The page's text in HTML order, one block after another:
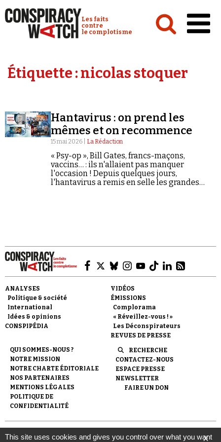
Conspiracy Watch :
Les faits
contre
le complotisme
Analyses
Vidéos
Émissions
Revues de presse
Faire un don
Demander à Vera
Étiquette :nicolas stoquer
Hantavirus : on prend les
mêmes et on recommence
15 mai 2026 | La Rédaction
« Psy-op », Bill Gates, francs-maçons,
vaccins… : ils n'allaient pas manquer
l'occasion ! Depuis quelques jours,
l'hantavirus a remis en selle les grandes
ANALYSES
Politique & société
International
Idées & opinions
CONSPIPÉDIA
VIDÉOS
ÉMISSIONS
Complorama
« Réveillez-vous ! »
Les Déconspirateurs
REVUES DE PRESSE
QUI SOMMES-NOUS ?
NOTRE MISSION
NOTRE CHARTE ÉDITORIALE
NOS PARTENAIRES
MENTIONS LÉGALES
POLITIQUE DE
CONFIDENTIALITÉ
RECHERCHE
CONTACTEZ-NOUS
ESPACE PRESSE
NEWSLETTER
FAIRE UN DON
© 2007- 2026 Conspiracy Watch | Une réalisation de
l'Observatoire du conspirationnisme (association loi de 1901) avec
X
This site uses cookies and gives you control over what you want